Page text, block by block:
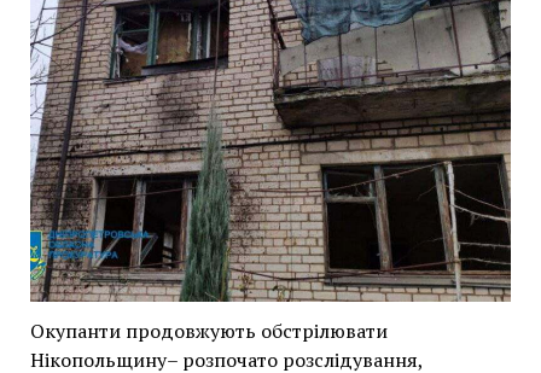
Окупанти продовжують обстрілювати
Нікопольщину– розпочато розслідування,